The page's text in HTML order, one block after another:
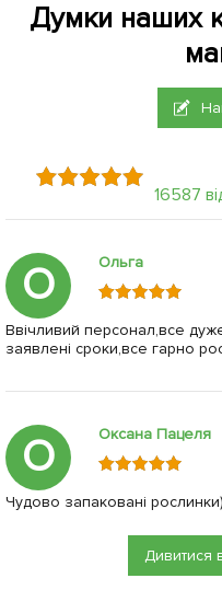
Думки наших
16587
О Ольга
Ввічливий персонал,все
заявлені сроки,все гарно
О Оксана Пацеля
Чудово запаковані
Дивитися